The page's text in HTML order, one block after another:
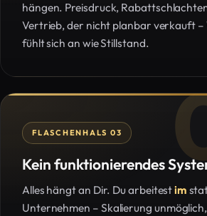
hängen. Preisdruck,
Vertrieb, der nicht planbar verkauft –
fühlt sich an wie Stillstand.
FLASCHENHALS 03
Kein funktionierendes
Alles hängt an Dir. Du arbeitestim
Unternehmen – Skalierung